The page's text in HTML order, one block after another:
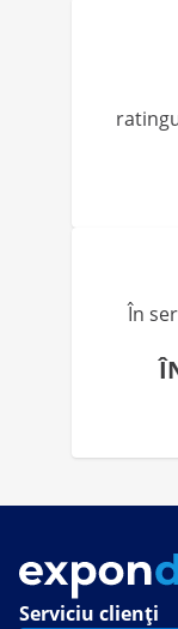
În
Serviciu clienți